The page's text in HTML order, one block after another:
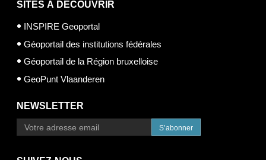
SITES À DÉCOUVRIR
INSPIRE Geoportal
Géoportail des institutions fédérales
Géoportail de la Région bruxelloise
GeoPunt Vlaanderen
NEWSLETTER
S’abonner